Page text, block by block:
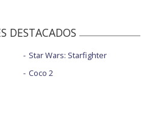
DESTACADOS
Star Wars: Starfighter
Coco 2